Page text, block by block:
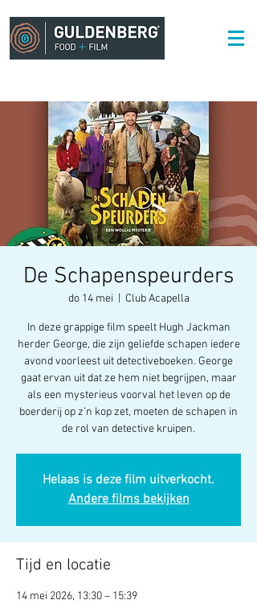
De Schapenspeurders
do 14 mei Club Acapella
In deze grappige film speelt Hugh Jackman
herder George, die zijn geliefde schapen iedere
avond voorleest uit detectiveboeken. George
gaat ervan uit dat ze hem niet begrijpen, maar
als een mysterieus voorval het leven op de
boerderij op z’n kop zet, moeten de schapen in
de rol van detective kruipen.
Helaas is deze film uitverkocht.
Andere films bekijken
Tijd en locatie
14 mei 2026, 13:30 – 15:39